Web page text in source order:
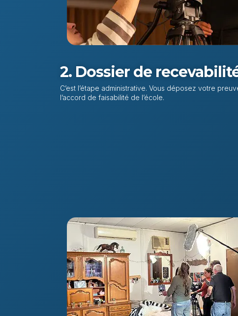
2. Dossier de
C’est l’étape administrative. Vous déposez votre
l’accord de faisabilité de l’école.